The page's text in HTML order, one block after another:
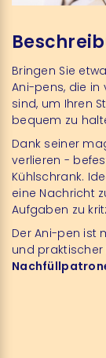
Bringen Sie
Ani-pens, die in
sind, um Ihren
bequem zu
Dank seiner
verlieren -
Kühlschrank.
eine Nachricht
Aufgaben zu
Der Ani-pen ist
und